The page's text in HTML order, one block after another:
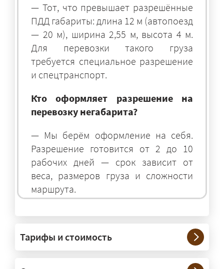
— Тот, что превышает разрешённые
ПДД габариты: длина 12 м (автопоезд
— 20 м), ширина 2,55 м, высота 4 м.
Для перевозки такого груза
требуется специальное разрешение
и спецтранспорт.
Кто оформляет разрешение на
перевозку негабарита?
— Мы берём оформление на себя.
Разрешение готовится от 2 до 10
рабочих дней — срок зависит от
веса, размеров груза и сложности
маршрута.
— На тралах и низкорамниках —
платформах, рассчитанных на
Тарифы и стоимость